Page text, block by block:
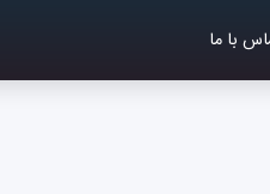
با ما